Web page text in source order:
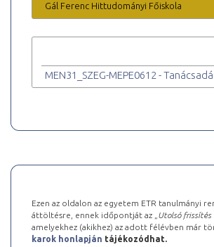
Gál Ferenc Hittudományi Főiskola
MEN31_SZEG-MEPE0612 -
Ezen az oldalon az egyetem ETR tanulmányi
áttöltésre, ennek időpontját az „ Utolsó frissítés
amelyekhez (akikhez) az adott félévben már
karok honlapján tájékozódhat.